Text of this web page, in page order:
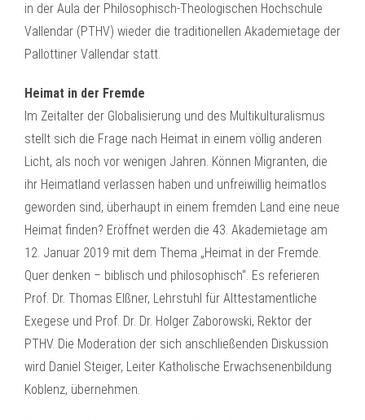
in der Aula der Philosophisch-Theologischen Hochschule
Vallendar (PTHV) wieder die traditionellen Akademietage der
Pallottiner Vallendar statt.
Heimat in der Fremde
Im Zeitalter der Globalisierung und des Multikulturalismus
stellt sich die Frage nach Heimat in einem völlig anderen
Licht, als noch vor wenigen Jahren. Können Migranten, die
ihr Heimatland verlassen haben und unfreiwillig heimatlos
geworden sind, überhaupt in einem fremden Land eine neue
Heimat finden? Eröffnet werden die 43. Akademietage am
12. Januar 2019 mit dem Thema „Heimat in der Fremde.
Quer denken – biblisch und philosophisch“. Es referieren
Prof. Dr. Thomas Elßner, Lehrstuhl für Alttestamentliche
Exegese und Prof. Dr. Dr. Holger Zaborowski, Rektor der
PTHV. Die Moderation der sich anschließenden Diskussion
wird Daniel Steiger, Leiter Katholische Erwachsenenbildung
Koblenz, übernehmen.